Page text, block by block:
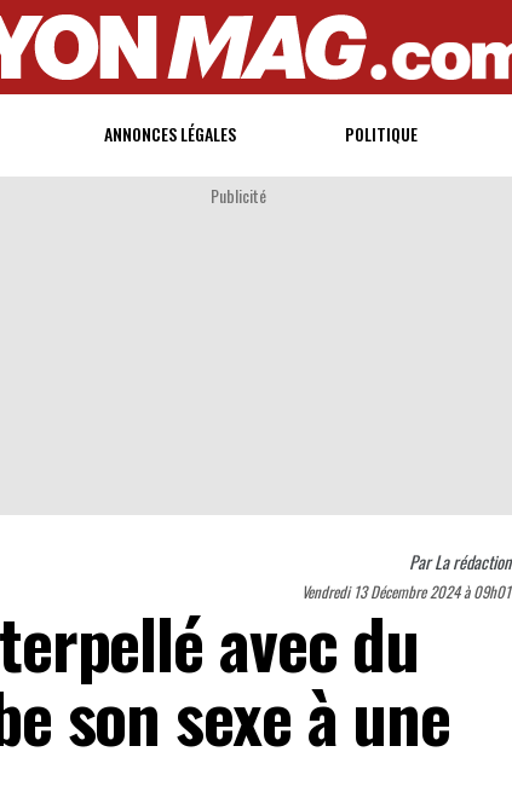
ANNONCES LÉGALES POLITIQUE
Publicité
ParLa rédaction
Vendredi 13 Décembre 2024 à 09h01
avec du
son sexe à une